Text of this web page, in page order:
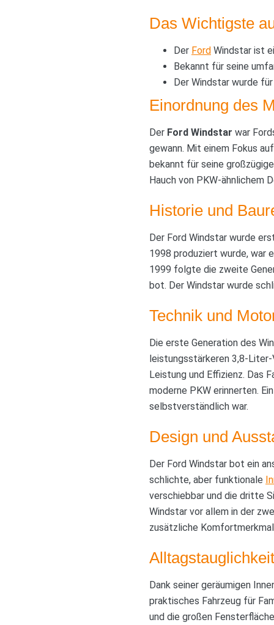
Das Wichtigste
Der Ford Windstar ist
Bekannt für seine
Der Windstar wurde
Einordnung des
Der Ford Windstar war
gewann. Mit einem Fokus
bekannt für seine
Hauch von PKW-ähnlichem
Historie und
Der Ford Windstar wurde
1998 produziert wurde, war
1999 folgte die zweite
bot. Der Windstar wurde
Technik und
Die erste Generation des
leistungsstärkeren 3,8-
Leistung und Effizienz. Das
moderne PKW erinnerten.
selbstverständlich war.
Design und
Der Ford Windstar bot ein
schlichte, aber funktionale
verschiebbar und die dritte
Windstar vor allem in der
zusätzliche
Dank seiner geräumigen
praktisches Fahrzeug für
und die großen